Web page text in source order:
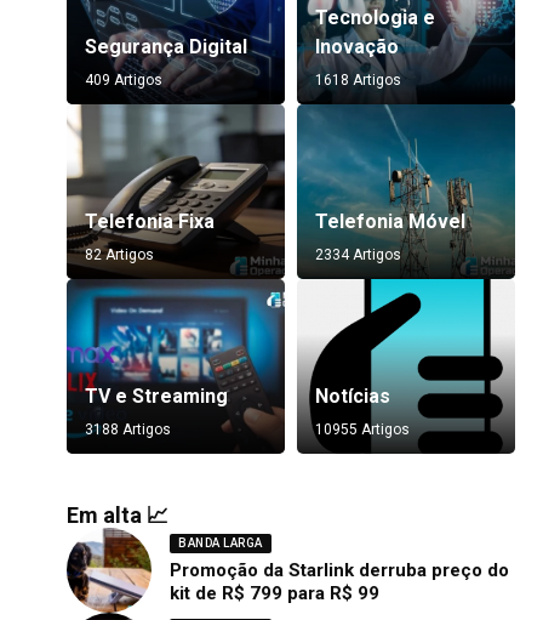
Segurança Digital
409 Artigos
Tecnologia e
Inovação
1618 Artigos
Telefonia Fixa
82 Artigos
Telefonia Móvel
2334 Artigos
TV e Streaming
3188 Artigos
Notícias
10955 Artigos
Em alta 📈
BANDA LARGA
Promoção da Starlink derruba preço do
kit de R$ 799 para R$ 99